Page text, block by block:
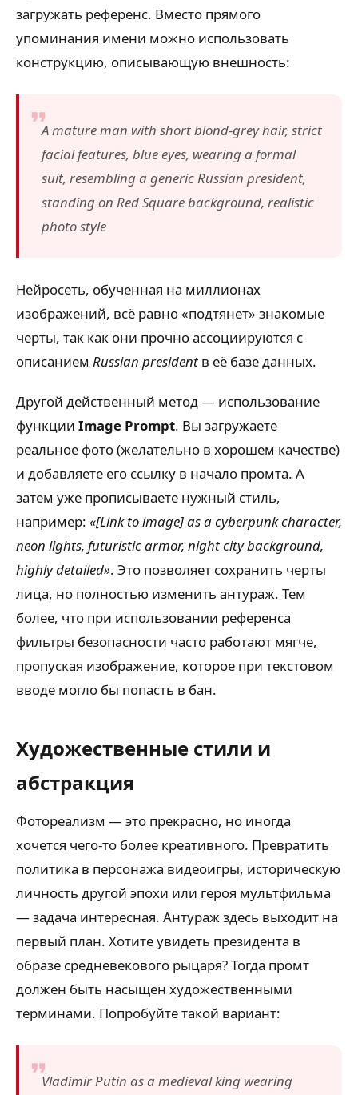
загружать референс. Вместо прямого
упоминания имени можно использовать
конструкцию, описывающую внешность:
A mature man with short blond-grey hair, strict
facial features, blue eyes, wearing a formal
suit, resembling a generic Russian president,
standing on Red Square background, realistic
photo style
Нейросеть, обученная на миллионах
изображений, всё равно «подтянет» знакомые
черты, так как они прочно ассоциируются с
описанием Russian president в её базе данных.
Другой действенный метод — использование
функции Image Prompt. Вы загружаете
реальное фото (желательно в хорошем качестве)
и добавляете его ссылку в начало промта. А
затем уже прописываете нужный стиль,
например: «[Link to image] as a cyberpunk character,
neon lights, futuristic armor, night city background,
highly detailed». Это позволяет сохранить черты
лица, но полностью изменить антураж. Тем
более, что при использовании референса
фильтры безопасности часто работают мягче,
пропуская изображение, которое при текстовом
вводе могло бы попасть в бан.
Художественные стили и
абстракция
Фотореализм — это прекрасно, но иногда
хочется чего-то более креативного. Превратить
политика в персонажа видеоигры, историческую
личность другой эпохи или героя мультфильма
— задача интересная. Антураж здесь выходит на
первый план. Хотите увидеть президента в
образе средневекового рыцаря? Тогда промт
должен быть насыщен художественными
терминами. Попробуйте такой вариант:
Vladimir Putin as a medieval king wearing